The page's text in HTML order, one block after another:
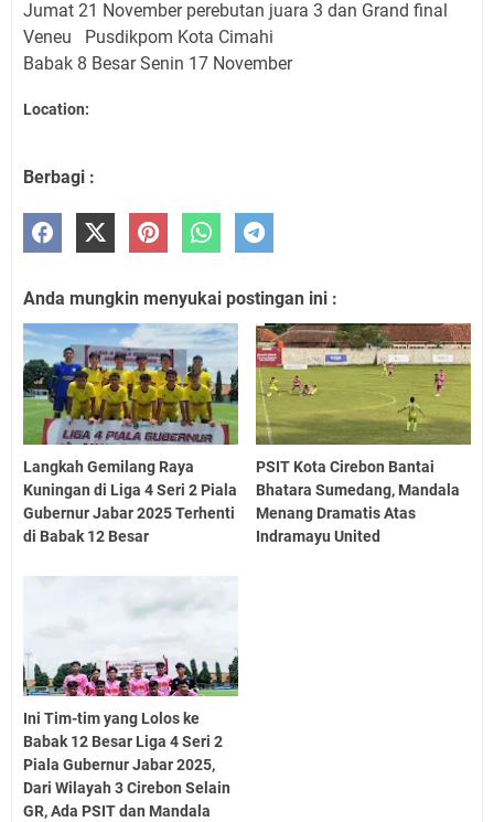
Jumat 21 November perebutan juara 3 dan Grand final
Veneu Pusdikpom Kota Cimahi
Babak 8 Besar Senin 17 November
Location:
Berbagi :
Anda mungkin menyukai postingan ini :
Langkah Gemilang Raya
Kuningan di Liga 4 Seri 2 Piala
Gubernur Jabar 2025 Terhenti
di Babak 12 Besar
PSIT Kota Cirebon Bantai
Bhatara Sumedang, Mandala
Menang Dramatis Atas
Indramayu United
Ini Tim-tim yang Lolos ke
Babak 12 Besar Liga 4 Seri 2
Piala Gubernur Jabar 2025,
Dari Wilayah 3 Cirebon Selain
GR, Ada PSIT dan Mandala